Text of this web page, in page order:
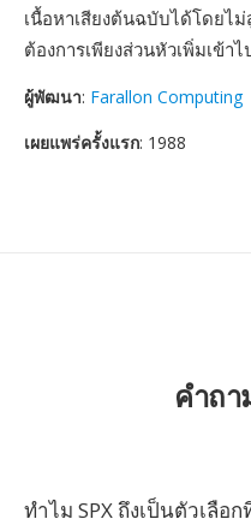
เนื้อหาเสียงต้นฉบับได้โดยไ
ต้องการเพียงส่วนหัวเพิ่มเข้า
ผู้พัฒนา: Farallon Computing
เผยแพร่ครั้งแรก: 1988
คำถ
ทำไม SPX ถึงเป็นตัวเลือก